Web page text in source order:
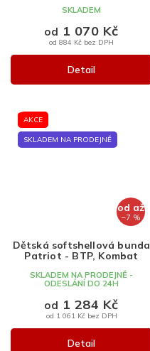
SKLADEM
od 884 Kč bez DPH
od 1 070 Kč
Detail
AKCE
SKLADEM NA PRODEJNĚ
od až
–7 %
Dětská softshellová bunda
Patriot - BTP, Kombat
SKLADEM NA PRODEJNĚ -
ODESLÁNÍ DO 24H
od 1 061 Kč bez DPH
od 1 284 Kč
Detail